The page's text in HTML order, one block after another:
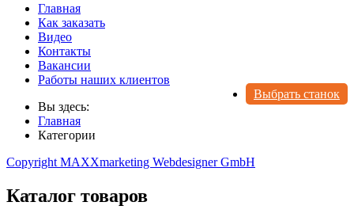
Главная
Как заказать
Видео
Контакты
Вакансии
Работы наших клиентов
Выбрать станок
Вы здесь:
Главная
Категории
Copyright MAXXmarketing Webdesigner GmbH
Каталог товаров